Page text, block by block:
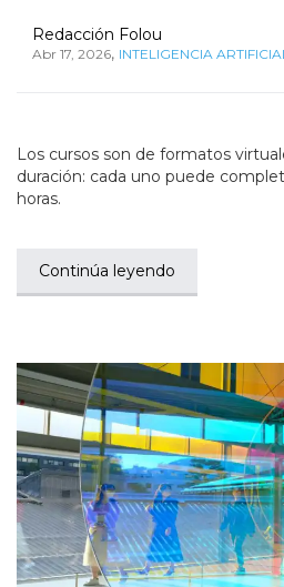
Redacción Folou
Abr 17, 2026, INTELIGENCIA
Los cursos son de formatos
duración: cada uno puede
horas.
Continúa leyendo